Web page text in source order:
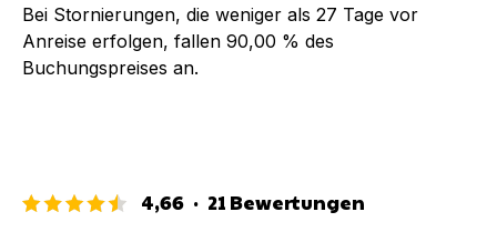
Bei Stornierungen, die weniger als 27 Tage vor
Anreise erfolgen, fallen 90,00 % des
Buchungspreises an.
4,66 · 21 Bewertungen